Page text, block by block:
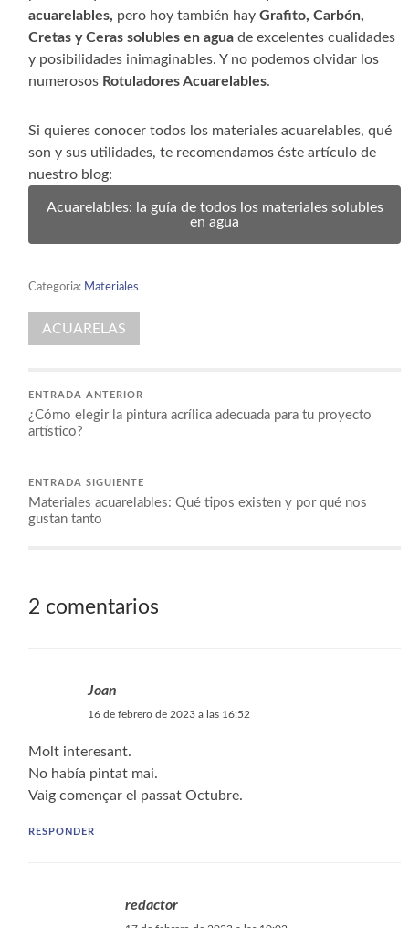
acuarelables, pero hoy también hayGrafito, Carbón,
Cretas y Ceras solubles en aguade excelentes cualidades
y posibilidades inimaginables. Y no podemos olvidar los
numerosos Rotuladores Acuarelables.
Si quieres conocer todos los materiales acuarelables, qué
son y sus utilidades, te recomendamos éste artículo de
nuestro blog:
Acuarelables: la guía de todos los materiales solubles
en agua
Categoria: Materiales
ACUARELAS
ENTRADA ANTERIOR
¿Cómo elegir la pintura acrílica adecuada para tu proyecto
artístico?
ENTRADA SIGUIENTE
Materiales acuarelables: Qué tipos existen y por qué nos
gustan tanto
2 comentarios
Joan
16 de febrero de 2023 a las 16:52
Molt interesant.
No había pintat mai.
Vaig començar el passat Octubre.
RESPONDER
redactor